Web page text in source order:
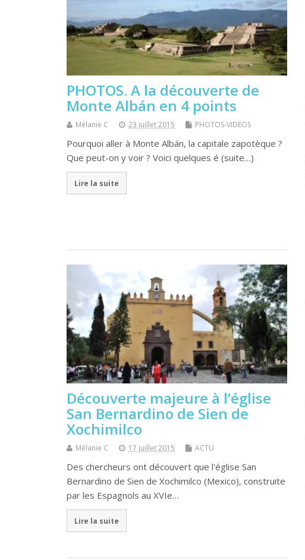
PHOTOS. A la découverte de
Monte Albán en 4 points
Mélanie C 23 juillet 2015 PHOTOS-VIDEOS
Pourquoi aller à Monte Albán, la capitale zapotèque ?
Que peut-on y voir ? Voici quelques é (suite…)
Lire la suite
Découverte majeure à l’église
San Bernardino de Sien de
Xochimilco
Mélanie C 17 juillet 2015 ACTU
Des chercheurs ont découvert que l'église San
Bernardino de Sien de Xochimilco (Mexico), construite
par les Espagnols au XVIe…
Lire la suite